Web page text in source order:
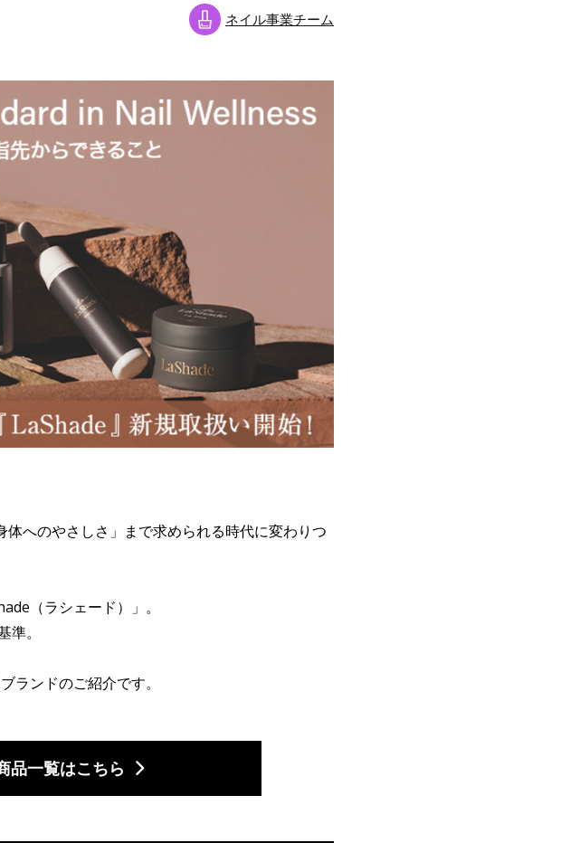
ネイル事業チーム
体へのやさしさ」まで求められる時代に変わりつ
（ラシェード）」。
。
ランドのご紹介です。
品一覧はこちら